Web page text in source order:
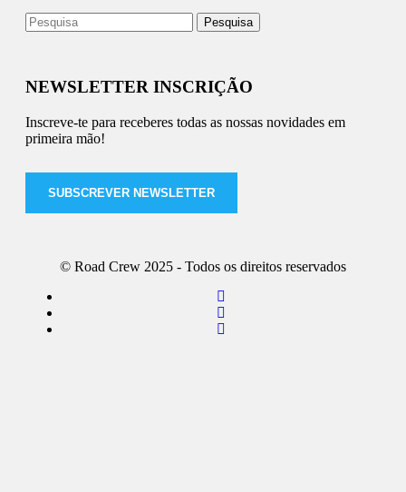
NEWSLETTER INSCRIÇÃO
Inscreve-te para receberes todas as nossas novidades em
primeira mão!
SUBSCREVER NEWSLETTER
© Road Crew 2025 - Todos os direitos reservados